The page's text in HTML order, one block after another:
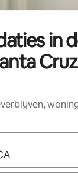
in
beschikbaar zijn,